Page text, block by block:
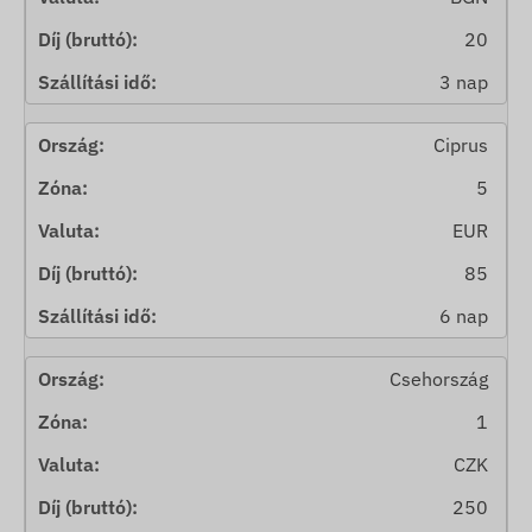
20
3 nap
Ciprus
5
EUR
85
6 nap
Csehország
1
CZK
250